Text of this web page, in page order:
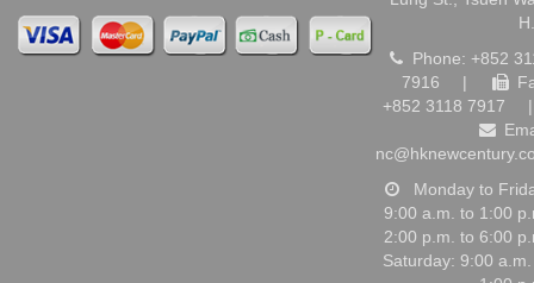
Phone: +852
7916
|
+852 3118 7917
|
Monday to
9:00 a.m. to 1:00
2:00 p.m. to 6:00
Saturday: 9:00